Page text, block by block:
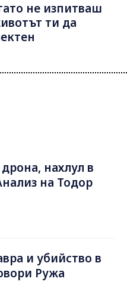
не изпитваш
ти да
нахлул в
на Тодор
и убийство в
Ружа